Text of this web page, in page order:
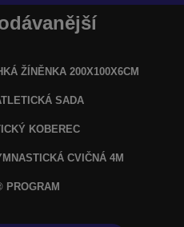
ŽÍNĚNKA 200X100X6CM
SADA
KOBEREC
CVIČNÁ 4M
PROGRAM